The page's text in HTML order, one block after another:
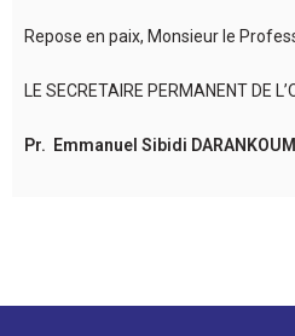
Repose en paix, Monsieur le
LE SECRETAIRE PERMANENT DE
Pr. Emmanuel Sibidi DARANKOUM